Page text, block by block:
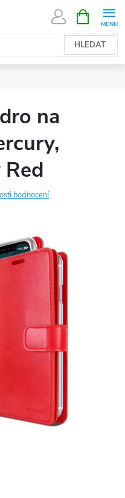
HLEDAT
NÁKUPNÍ
KOŠÍK
na
hodnocení